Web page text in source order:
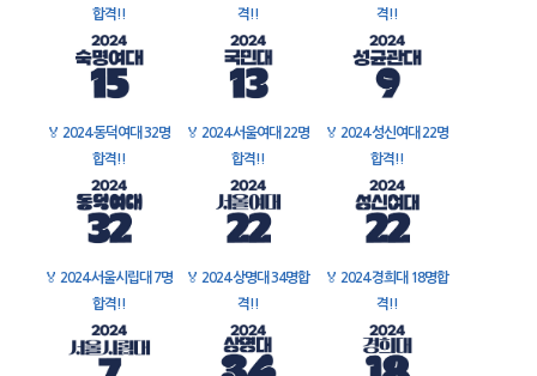
합격!!
격!!
격!!
🏅 2024 동덕여대 32명
합격!!
🏅 2024 서울여대 22명
합격!!
🏅 2024 성신여대 22명
합격!!
🏅 2024 서울시립대 7명
합격!!
🏅 2024 상명대 34명합
격!!
🏅 2024 경희대 18명합
격!!